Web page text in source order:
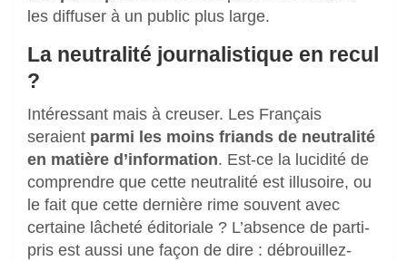
les diffuser à un public plus large.
La neutralité journalistique en recul
?
Intéressant mais à creuser. Les Français
seraient parmi les moins friands de neutralité
en matière d’information. Est-ce la lucidité de
comprendre que cette neutralité est illusoire, ou
le fait que cette dernière rime souvent avec
certaine lâcheté éditoriale ? L’absence de parti-
pris est aussi une façon de dire : débrouillez-